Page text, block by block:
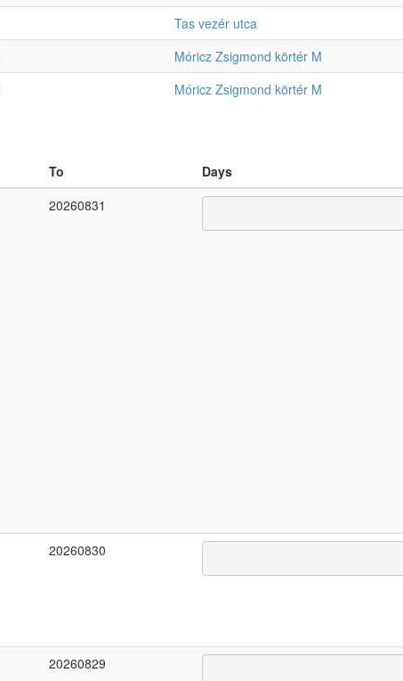
Tas vezér utca
Móricz Zsigmond körtér M
Móricz Zsigmond körtér M
To Days
20260831
20260830
20260829